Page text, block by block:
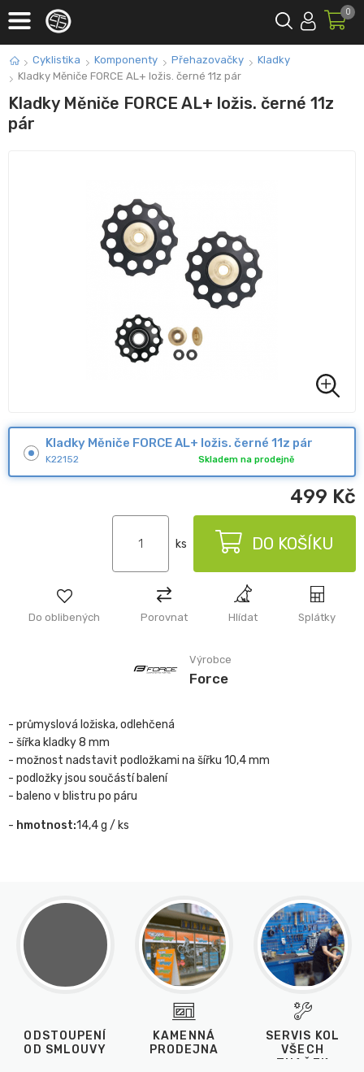
0
Cyklistika Komponenty Přehazovačky
Kladky
Kladky Měniče FORCE AL+ ložis. černé 11z pár
Kladky Měniče FORCE AL+ ložis. černé 11z
pár
Výrobce
Force
Do oblibených Porovnat Hlídat Splátky
Kladky Měniče FORCE AL+ ložis. černé 11z pár
K22152 Skladem na prodejně
499 Kč
ks DO KOŠÍKU
- průmyslová ložiska, odlehčená
- šířka kladky 8 mm
- možnost nadstavit podložkami na šířku 10,4 mm
- podložky jsou součástí balení
- baleno v blistru po páru
- hmotnost:14,4 g / ks
ODSTOUPENÍ
OD SMLOUVY
KAMENNÁ
PRODEJNA
SERVIS KOL
VŠECH
ZNAČEK